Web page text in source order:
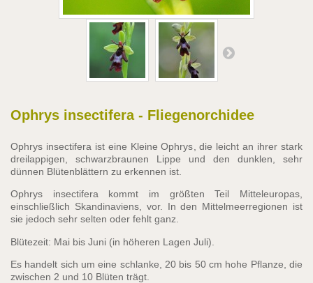
Ophrys insectifera - Fliegenorchidee
Ophrys insectifera ist eine Kleine Ophrys, die leicht an ihrer stark
dreilappigen, schwarzbraunen Lippe und den dunklen, sehr
dünnen Blütenblättern zu erkennen ist.
Ophrys insectifera kommt im größten Teil Mitteleuropas,
einschließlich Skandinaviens, vor. In den Mittelmeerregionen ist
sie jedoch sehr selten oder fehlt ganz.
Blütezeit: Mai bis Juni (in höheren Lagen Juli).
Es handelt sich um eine schlanke, 20 bis 50 cm hohe Pflanze, die
zwischen 2 und 10 Blüten trägt.